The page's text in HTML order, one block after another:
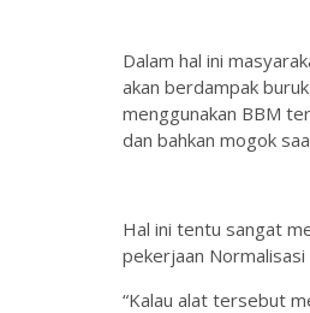
Dalam hal ini
akan berdampak
menggunakan BBM
dan bahkan mogok
Hal ini tentu sangat
pekerjaan
“Kalau alat tersebut